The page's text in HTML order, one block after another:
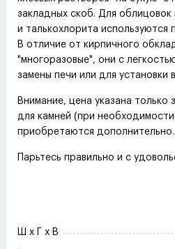
закладных скоб. Для облицовок
и талькохлорита используются
В отличие от кирпичного
"многоразовые", они с
замены печи или для установки
Внимание, цена указана только
для камней (при
приобретаются дополнительно.
Парьтесь правильно и с
Ш x Г x В